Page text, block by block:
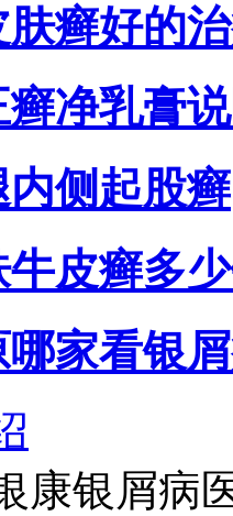
肤癣好的
癣净乳膏
内侧起股癣
牛皮癣多
哪家看银
康银屑病